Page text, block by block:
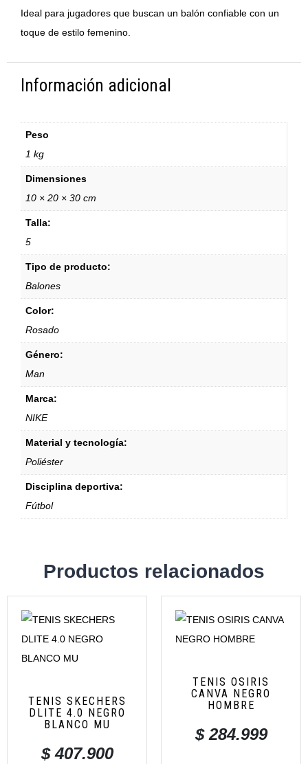
Ideal para jugadores que buscan un balón confiable con un
toque de estilo femenino.
Información adicional
Peso
1 kg
Dimensiones
10 × 20 × 30 cm
Talla:
5
Tipo de producto:
Balones
Color:
Rosado
Género:
Man
Marca:
NIKE
Material y tecnología:
Poliéster
Disciplina deportiva:
Fútbol
Productos relacionados
TENIS SKECHERS
DLITE 4.0 NEGRO
BLANCO MU
$407.900
TENIS OSIRIS
CANVA NEGRO
HOMBRE
$284.999